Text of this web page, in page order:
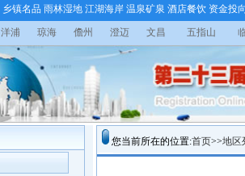
乡镇名品 雨林湿地 江湖海岸 温泉矿泉 酒店餐饮 资金投
洋浦 琼海 儋州 澄迈 文昌 五指山
您当前所在的位置:首页>>地区